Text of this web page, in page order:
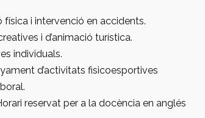
física i intervenció en accidents.
i d’animació turística.
individuals.
d’activitats fisicoesportives
reservat per a la docència en anglés